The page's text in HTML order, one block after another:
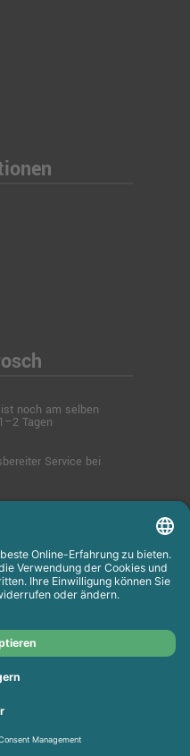
noch am selben
Tagen
Service bei
Drucklösungen